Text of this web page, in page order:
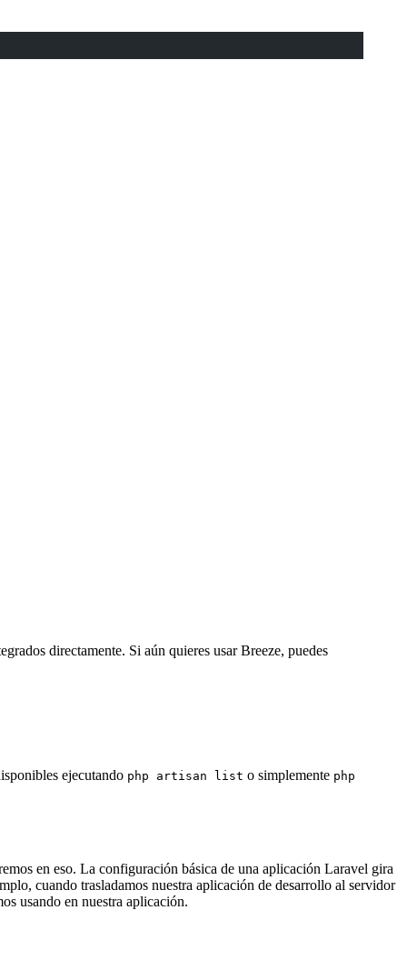
directamente. Si aún quieres usar Breeze, puedes
ejecutando php artisan list o simplemente php
en eso. La configuración básica de una aplicación Laravel gira
cuando trasladamos nuestra aplicación de desarrollo al servidor
usando en nuestra aplicación.